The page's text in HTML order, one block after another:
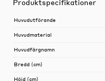
Produktspecifikationer
Huvudutförande
Huvudmaterial
Huvudfärgnamn
Bredd (cm)
Höjd (cm)